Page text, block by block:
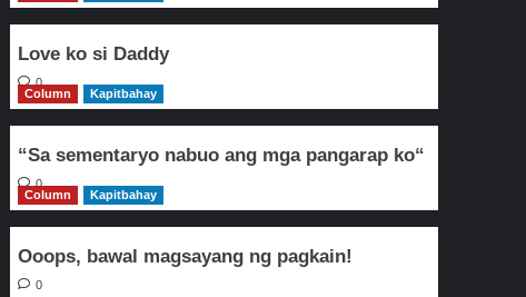
Love ko si Daddy
0
Column
Kapitbahay
“Sa sementaryo nabuo ang mga pangarap ko“
0
Column
Kapitbahay
Ooops, bawal magsayang ng pagkain!
0